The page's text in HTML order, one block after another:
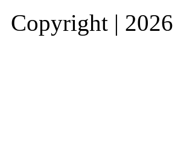
Copyright |